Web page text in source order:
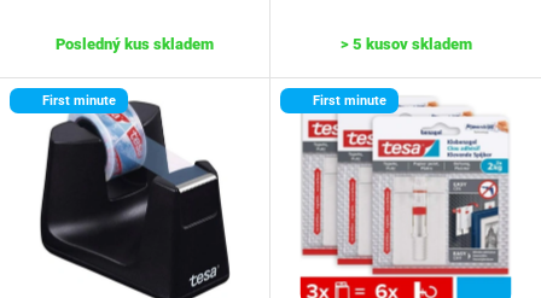
Posledný kus skladem > 5 kusov skladem
First minute First minute